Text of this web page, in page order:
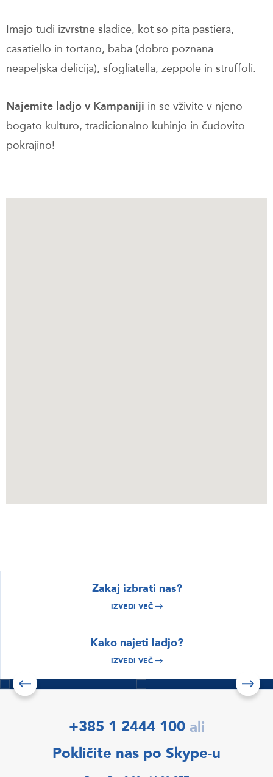
Imajo tudi izvrstne sladice, kot so pita pastiera,
casatiello in tortano, baba (dobro poznana
neapeljska delicija), sfogliatella, zeppole in struffoli.
Najemite ladjo v Kampaniji in se vživite v njeno
bogato kulturo, tradicionalno kuhinjo in čudovito
pokrajino!
Zakaj izbrati nas?
IZVEDI VEČ
Kako najeti ladjo?
IZVEDI VEČ
Istra & Kvarner
BRSKAJTE
Hrvaška najem
čolnov
+385 1 2444 100 ali
Pokličite nas po Skype-u